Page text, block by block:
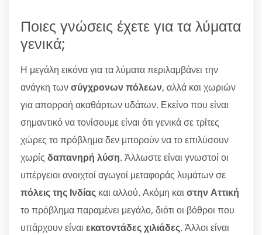
Ποιες γνώσεις έχετε για τα λύματα
γενικά;
Η μεγάλη εικόνα για τα λύματα περιλαμβάνει την
ανάγκη τωνσύγχρονων πόλεων, αλλά και χωριών
για απορροή ακαθάρτων υδάτων. Εκείνο που είναι
σημαντικό να τονίσουμε είναι ότι γενικά σε τρίτες
χώρες το πρόβλημα δεν μπορούν να το επιλύσουν
χωρίς δαπανηρή λύση. Άλλωστε είναι γνωστοί οι
υπέργειοι ανοιχτοί αγωγοί μεταφοράς λυμάτων σε
πόλεις της Ινδίας και αλλού. Ακόμη και στην Αττική
το πρόβλημα παραμένει μεγάλο, διότι οι βόθροι που
υπάρχουν είναι εκατοντάδες χιλιάδες. Άλλοι είναι